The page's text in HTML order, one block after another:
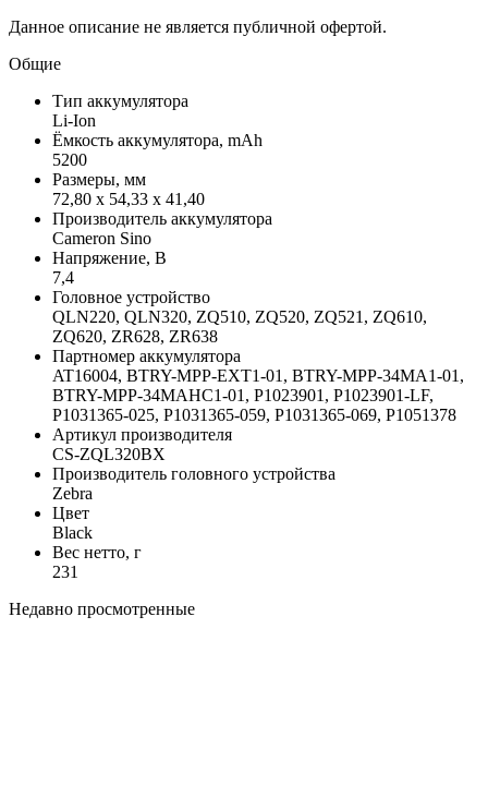
Данное описание не является публичной офертой.
Общие
Тип аккумулятора
Li-Ion
Ёмкость аккумулятора, mAh
5200
Размеры, мм
72,80 x 54,33 x 41,40
Производитель аккумулятора
Cameron Sino
Напряжение, В
7,4
Головное устройство
QLN220, QLN320, ZQ510, ZQ520, ZQ521, ZQ610,
ZQ620, ZR628, ZR638
Партномер аккумулятора
AT16004, BTRY-MPP-EXT1-01, BTRY-MPP-34MA1-01,
BTRY-MPP-34MAHC1-01, P1023901, P1023901-LF,
P1031365-025, P1031365-059, P1031365-069, P1051378
Артикул производителя
CS-ZQL320BX
Производитель головного устройства
Zebra
Цвет
Black
Вес нетто, г
231
Недавно просмотренные